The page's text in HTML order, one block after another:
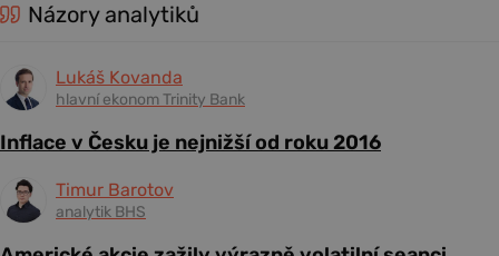
Názory analytiků
Lukáš Kovanda
hlavní ekonom Trinity Bank
Inflace v Česku je nejnižší od roku 2016
Timur Barotov
analytik BHS